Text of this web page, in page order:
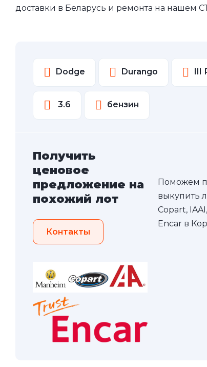
доставки в Беларусь и ремонта на нашем
Dodge Durango III
3.6 бензин
Получить
ценовое
предложение на
похожий лот
Контакты
Поможем
выкупить
Copart,
Encar в